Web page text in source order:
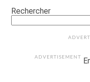
Rechercher
ADVERTISEMENT